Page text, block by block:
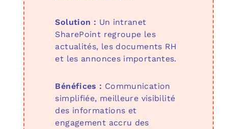
Solution : Un intranet
SharePoint regroupe les
actualités, les documents RH
et les annonces importantes.
Bénéfices : Communication
simplifiée, meilleure visibilité
des informations et
engagement accru des